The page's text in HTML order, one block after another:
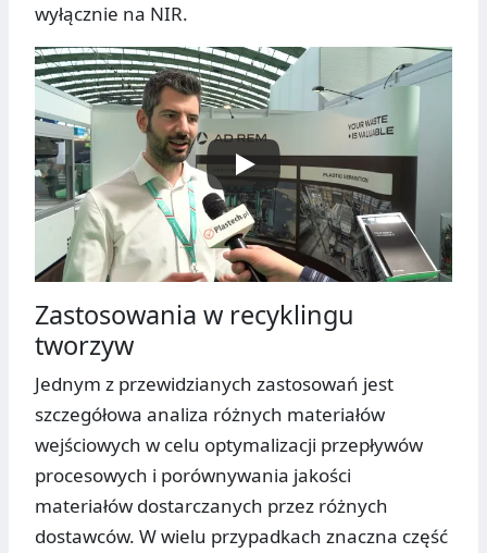
wyłącznie na NIR.
Zastosowania w recyklingu
tworzyw
Jednym z przewidzianych zastosowań jest
szczegółowa analiza różnych materiałów
wejściowych w celu optymalizacji przepływów
procesowych i porównywania jakości
materiałów dostarczanych przez różnych
dostawców. W wielu przypadkach znaczna część